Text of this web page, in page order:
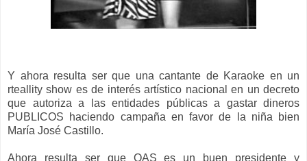
Y ahora resulta ser que una cantante de Karaoke en un
rteallity show es de interés artístico nacional en un decreto
que autoriza a las entidades públicas a gastar dineros
PUBLICOS haciendo campaña en favor de la niña bien
María José Castillo.
Ahora resulta ser que OAS es un buen presidente y